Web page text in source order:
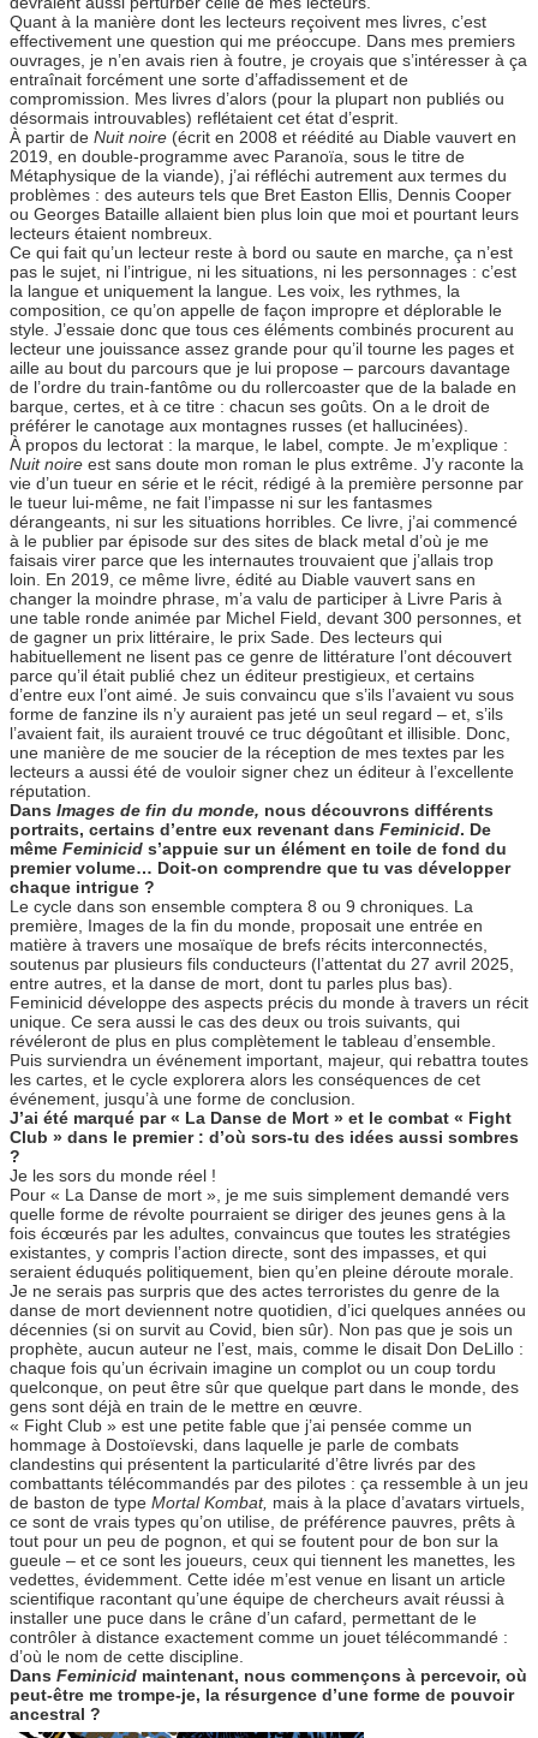
Quant à la manière dont les lecteurs reçoivent mes livres, c’est
effectivement une question qui me préoccupe. Dans mes premiers
ouvrages, je n’en avais rien à foutre, je croyais que s’intéresser à ça
entraînait forcément une sorte d’affadissement et de
compromission. Mes livres d’alors (pour la plupart non publiés ou
désormais introuvables) reflétaient cet état d’esprit.
À partir de Nuit noire (écrit en 2008 et réédité au Diable vauvert en
2019, en double-programme avec Paranoïa, sous le titre de
Métaphysique de la viande), j’ai réfléchi autrement aux termes du
problèmes : des auteurs tels que Bret Easton Ellis, Dennis Cooper
ou Georges Bataille allaient bien plus loin que moi et pourtant leurs
lecteurs étaient nombreux.
Ce qui fait qu’un lecteur reste à bord ou saute en marche, ça n’est
pas le sujet, ni l’intrigue, ni les situations, ni les personnages : c’est
la langue et uniquement la langue. Les voix, les rythmes, la
composition, ce qu’on appelle de façon impropre et déplorable le
style. J’essaie donc que tous ces éléments combinés procurent au
lecteur une jouissance assez grande pour qu’il tourne les pages et
aille au bout du parcours que je lui propose – parcours davantage
de l’ordre du train-fantôme ou du rollercoaster que de la balade en
barque, certes, et à ce titre : chacun ses goûts. On a le droit de
préférer le canotage aux montagnes russes (et hallucinées).
À propos du lectorat : la marque, le label, compte. Je m’explique :
Nuit noire est sans doute mon roman le plus extrême. J’y raconte la
vie d’un tueur en série et le récit, rédigé à la première personne par
le tueur lui-même, ne fait l’impasse ni sur les fantasmes
dérangeants, ni sur les situations horribles. Ce livre, j’ai commencé
à le publier par épisode sur des sites de black metal d’où je me
faisais virer parce que les internautes trouvaient que j’allais trop
loin. En 2019, ce même livre, édité au Diable vauvert sans en
changer la moindre phrase, m’a valu de participer à Livre Paris à
une table ronde animée par Michel Field, devant 300 personnes, et
de gagner un prix littéraire, le prix Sade. Des lecteurs qui
habituellement ne lisent pas ce genre de littérature l’ont découvert
parce qu’il était publié chez un éditeur prestigieux, et certains
d’entre eux l’ont aimé. Je suis convaincu que s’ils l’avaient vu sous
forme de fanzine ils n’y auraient pas jeté un seul regard – et, s’ils
l’avaient fait, ils auraient trouvé ce truc dégoûtant et illisible. Donc,
une manière de me soucier de la réception de mes textes par les
lecteurs a aussi été de vouloir signer chez un éditeur à l’excellente
réputation.
Dans Images de fin du monde, nous découvrons différents
portraits, certains d’entre eux revenant dans Feminicid. De
même Feminicid s’appuie sur un élément en toile de fond du
premier volume… Doit-on comprendre que tu vas développer
chaque intrigue ?
Le cycle dans son ensemble comptera 8 ou 9 chroniques. La
première, Images de la fin du monde, proposait une entrée en
matière à travers une mosaïque de brefs récits interconnectés,
soutenus par plusieurs fils conducteurs (l’attentat du 27 avril 2025,
entre autres, et la danse de mort, dont tu parles plus bas).
Feminicid développe des aspects précis du monde à travers un récit
unique. Ce sera aussi le cas des deux ou trois suivants, qui
révéleront de plus en plus complètement le tableau d’ensemble.
Puis surviendra un événement important, majeur, qui rebattra toutes
les cartes, et le cycle explorera alors les conséquences de cet
événement, jusqu’à une forme de conclusion.
J’ai été marqué par « La Danse de Mort » et le combat « Fight
Club » dans le premier : d’où sors-tu des idées aussi sombres
?
Je les sors du monde réel !
Pour « La Danse de mort », je me suis simplement demandé vers
quelle forme de révolte pourraient se diriger des jeunes gens à la
fois écœurés par les adultes, convaincus que toutes les stratégies
existantes, y compris l’action directe, sont des impasses, et qui
seraient éduqués politiquement, bien qu’en pleine déroute morale.
Je ne serais pas surpris que des actes terroristes du genre de la
danse de mort deviennent notre quotidien, d’ici quelques années ou
décennies (si on survit au Covid, bien sûr). Non pas que je sois un
prophète, aucun auteur ne l’est, mais, comme le disait Don DeLillo :
chaque fois qu’un écrivain imagine un complot ou un coup tordu
quelconque, on peut être sûr que quelque part dans le monde, des
gens sont déjà en train de le mettre en œuvre.
« Fight Club » est une petite fable que j’ai pensée comme un
hommage à Dostoïevski, dans laquelle je parle de combats
clandestins qui présentent la particularité d’être livrés par des
combattants télécommandés par des pilotes : ça ressemble à un jeu
de baston de type Mortal Kombat, mais à la place d’avatars virtuels,
ce sont de vrais types qu’on utilise, de préférence pauvres, prêts à
tout pour un peu de pognon, et qui se foutent pour de bon sur la
gueule – et ce sont les joueurs, ceux qui tiennent les manettes, les
vedettes, évidemment. Cette idée m’est venue en lisant un article
scientifique racontant qu’une équipe de chercheurs avait réussi à
installer une puce dans le crâne d’un cafard, permettant de le
contrôler à distance exactement comme un jouet télécommandé :
d’où le nom de cette discipline.
Dans Feminicid maintenant, nous commençons à percevoir, où
peut-être me trompe-je, la résurgence d’une forme de pouvoir
ancestral ?